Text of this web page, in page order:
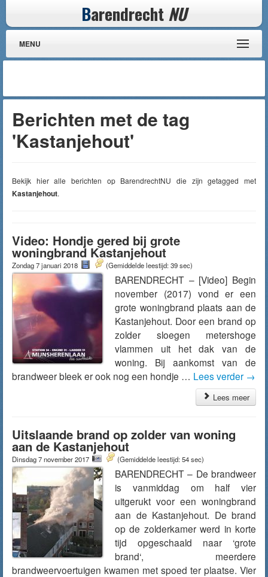
Barendrecht NU
MENU
Berichten met de tag
'Kastanjehout'
Bekijk hier alle berichten op BarendrechtNU die zijn getagged met
Kastanjehout.
Video: Hondje gered bij grote
woningbrand Kastanjehout
Zondag 7 januari 2018 (Gemiddelde leestijd: 39 sec)
BARENDRECHT – [Video] Begin
november (2017) vond er een
grote woningbrand plaats aan de
Kastanjehout. Door een brand op
zolder sloegen metershoge
vlammen uit het dak van de
woning. Bij aankomst van de
brandweer bleek er ook nog een hondje … Lees verder →
Lees meer
Uitslaande brand op zolder van woning
aan de Kastanjehout
Dinsdag 7 november 2017 (Gemiddelde leestijd: 54 sec)
BARENDRECHT – De brandweer
is vanmiddag om half vier
uitgerukt voor een woningbrand
aan de Kastanjehout. De brand
op de zolderkamer werd in korte
tijd opgeschaald naar ‘grote
brand‘, meerdere
brandweervoertuigen kwamen met spoed ter plaatse. Vier